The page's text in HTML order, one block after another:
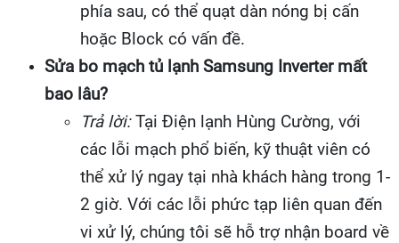
phía sau, có thể quạt dàn nóng bị cấn
hoặc Block có vấn đề.
Sửa bo mạch tủ lạnh Samsung Inverter mất
bao lâu?
Trả lời:Tại Điện lạnh Hùng Cường, với
các lỗi mạch phổ biến, kỹ thuật viên có
thể xử lý ngay tại nhà khách hàng trong 1-
2 giờ. Với các lỗi phức tạp liên quan đến
vi xử lý, chúng tôi sẽ hỗ trợ nhận board về